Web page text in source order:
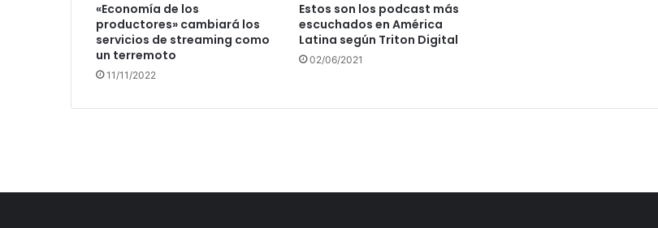
«Economía de los
productores» cambiará los
servicios de streaming como
un terremoto
11/11/2022
Estos son los podcast más
escuchados en América
Latina según Triton Digital
02/06/2021